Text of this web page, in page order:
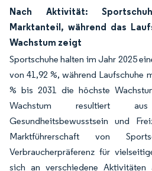
Nach Aktivität:
Marktanteil, während das
Wachstum zeigt
Sportschuhe halten im Jahr 2025
von 41,92 %, während Laufschuhe
% bis 2031 die höchste
Wachstum resultiert
Gesundheitsbewusstsein und
Marktführerschaft von
Verbraucherpräferenz für
sich an verschiedene Aktivitäten